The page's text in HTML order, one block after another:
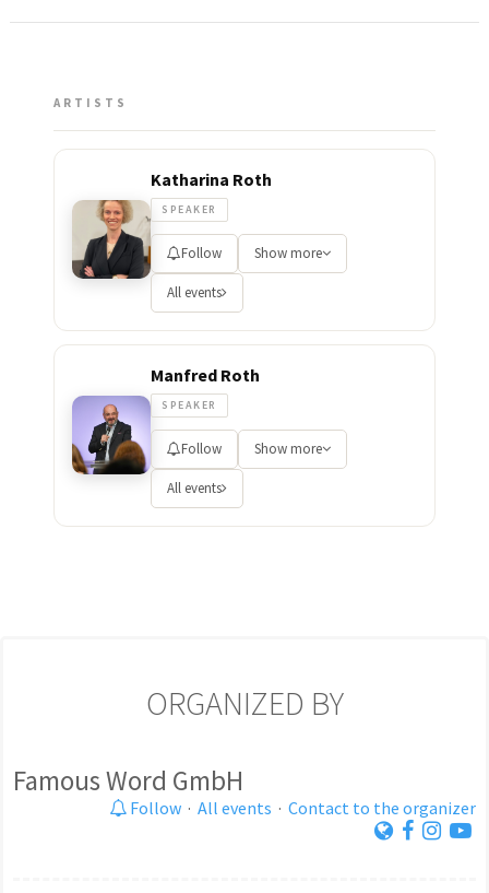
ARTISTS
Katharina Roth
SPEAKER
Follow Show more
All events
Manfred Roth
SPEAKER
Follow Show more
All events
ORGANIZED BY
Famous Word GmbH
Follow · All events · Contact to the organizer